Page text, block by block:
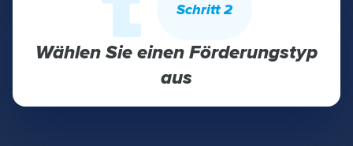
Wählen Sie einen Förderungstyp
aus
Schritt 2